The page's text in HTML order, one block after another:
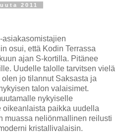
2011
asiakasomistajien
osui, että Kodin Terrassa
ajan S-kortilla. Pitänee
Uudelle talolle tarvitsen vielä
jo tilannut Saksasta ja
talon valaisimet.
nykyiselle
oikeanlaista paikka uudella
muassa neliönmallinen reilusti
kristallivalaisin.